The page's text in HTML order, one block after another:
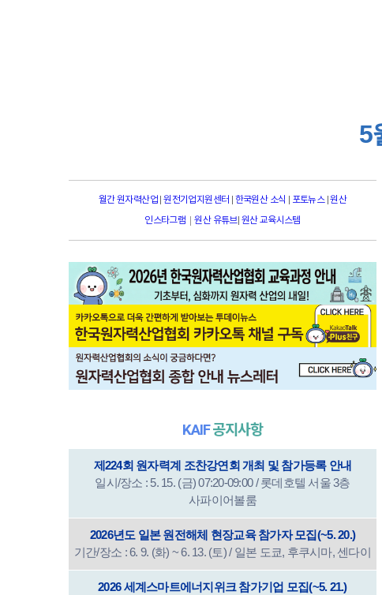
5
월간 원자력산업 |원전기업지원센터 한국원산 소식 포토뉴스 |원산
인스타그램 |원산 유튜브| 원산 교육시스템
KAIF공지사항
제224회 원자력계 조찬강연회 개최 및 참가등록 안내
일시/장소 : 5. 15. (금) 07:20-09:00 / 롯데호텔 서울 3층
사파이어볼룸
2026년도 일본 원전해체 현장교육 참가자 모집(~5. 20.)
기간/장소 : 6. 9. (화) ~ 6. 13. (토) / 일본 도쿄, 후쿠시마, 센다이
2026 세계스마트에너지위크 참가기업 모집(~5. 21.)